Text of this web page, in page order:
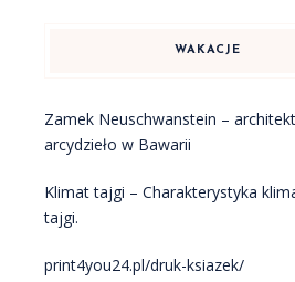
WAKACJE
Zamek Neuschwanstein –
arcydzieło w Bawarii
Klimat tajgi – Charakterystyka
tajgi.
print4you24.pl/druk-ksiazek/